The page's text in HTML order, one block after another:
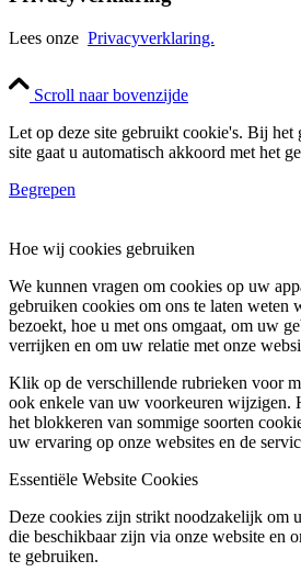
Lees onze Privacyverklaring.
Scroll naar bovenzijde
Let op deze site gebruikt cookie's. Bij het
site gaat u automatisch akkoord met het
Begrepen
Hoe wij cookies gebruiken
We kunnen vragen om cookies op uw
gebruiken cookies om ons te laten weten
bezoekt, hoe u met ons omgaat, om uw
verrijken en om uw relatie met onze
Klik op de verschillende rubrieken voor
ook enkele van uw voorkeuren wijzigen.
het blokkeren van sommige soorten
uw ervaring op onze websites en de
Essentiële Website Cookies
Deze cookies zijn strikt noodzakelijk om
die beschikbaar zijn via onze website en
te gebruiken.